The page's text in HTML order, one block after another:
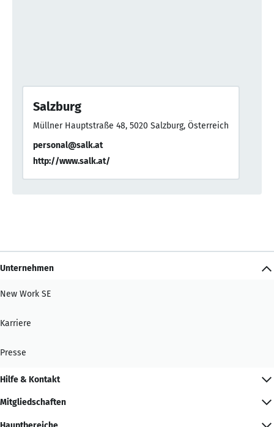
Salzburg
Müllner Hauptstraße 48, 5020 Salzburg, Österreich
personal@salk.at
http://www.salk.at/
Unternehmen
New Work SE
Karriere
Presse
Hilfe & Kontakt
Mitgliedschaften